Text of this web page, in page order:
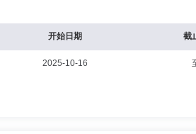
开始日期 截
2025-10-16